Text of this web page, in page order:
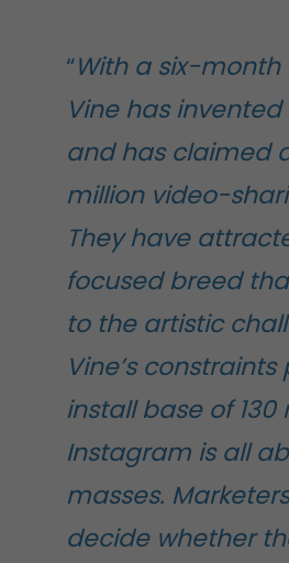
“With a six-
Vine has
and has claimed
million video-
They have
focused breed
to the artistic
Vine’s
install base of 130
Instagram is all
masses.
decide whether